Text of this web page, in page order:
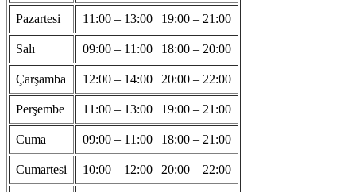
Pazartesi 11:00 – 13:00 | 19:00 – 21:00
Salı 09:00 – 11:00 | 18:00 – 20:00
Çarşamba 12:00 – 14:00 | 20:00 – 22:00
Perşembe 11:00 – 13:00 | 19:00 – 21:00
Cuma 09:00 – 11:00 | 18:00 – 21:00
Cumartesi 10:00 – 12:00 | 20:00 – 22:00